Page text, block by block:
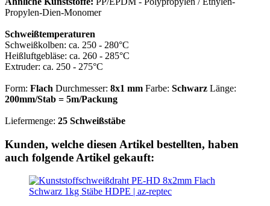
Propylen-Dien-Monomer
Schweißtemperaturen
Schweißkolben: ca. 250 - 280°C
Heißluftgebläse: ca. 260 - 285°C
Extruder: ca. 250 - 275°C
Form: Flach Durchmesser: 8x1 mm Farbe: Schwarz Länge:
200mm/Stab = 5m/Packung
Liefermenge: 25 Schweißstäbe
Kunden, welche diesen Artikel bestellten, haben
auch folgende Artikel gekauft: